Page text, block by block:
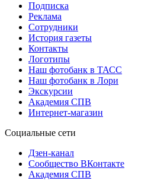
Подписка
Реклама
Сотрудники
История газеты
Контакты
Логотипы
Наш фотобанк в ТАСС
Наш фотобанк в Лори
Экскурсии
Академия СПВ
Интернет-магазин
Социальные сети
Дзен-канал
Сообщество ВКонтакте
Академия СПВ